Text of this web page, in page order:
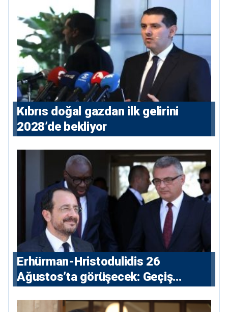
Kıbrıs doğal gazdan ilk gelirini
2028’de bekliyor
Erhürman-Hristodulidis 26
Ağustos’ta görüşecek: Geçiş